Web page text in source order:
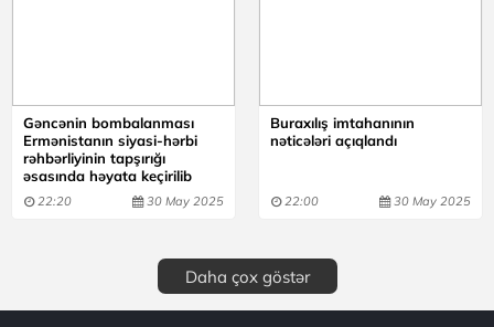
Gəncənin bombalanması
Ermənistanın siyasi-hərbi
rəhbərliyinin tapşırığı
əsasında həyata keçirilib
22:20 30 May 2025
Buraxılış imtahanının
nəticələri açıqlandı
22:00 30 May 2025
Daha çox göstər